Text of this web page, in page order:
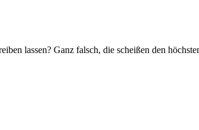
lassen? Ganz falsch, die scheißen den